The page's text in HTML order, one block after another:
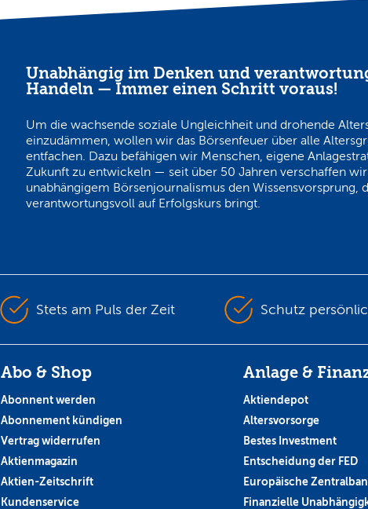
Unabhängig im Denken und
Handeln — Immer einen Schritt voraus!
Um die wachsende soziale Ungleichheit und drohende
einzudämmen, wollen wir das Börsenfeuer über alle
entfachen. Dazu befähigen wir Menschen, eigene
Zukunft zu entwickeln — seit über 50 Jahren verschaffen
unabhängigem Börsenjournalismus den Wissensvorsprung,
verantwortungsvoll auf Erfolgskurs bringt.
Stets am Puls der Zeit Schutz
Abo & Shop
Abonnent werden
Abonnement kündigen
Vertrag widerrufen
Aktienmagazin
Aktien-Zeitschrift
Kundenservice
Anlage &
Aktiendepot
Altersvorsorge
Bestes Investment
Entscheidung der FED
Europäische
Finanzielle